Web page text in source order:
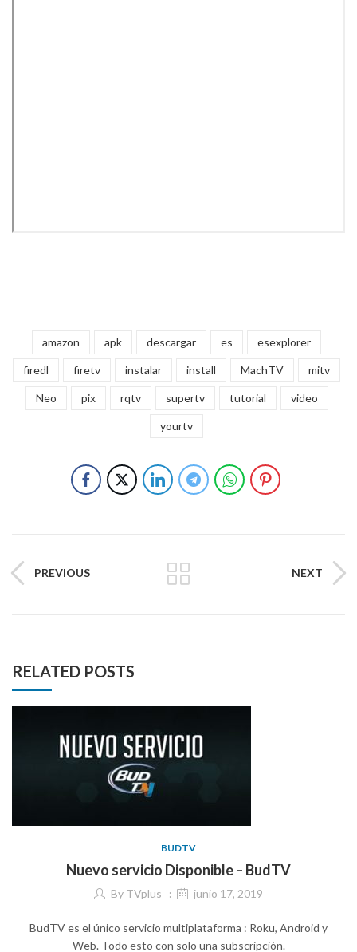
amazon apk descargar es esexplorer
firedl firetv instalar install MachTV mitv
Neo pix rqtv supertv tutorial video
yourtv
PREVIOUS NEXT
RELATED POSTS
BUDTV
Nuevo servicio Disponible – BudTV
By TVplus junio 17, 2019
BudTV es el único servicio multiplataforma : Roku, Android y
Web. Todo esto con solo una subscripción.